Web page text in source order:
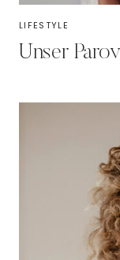
LIFESTYLE
Unser